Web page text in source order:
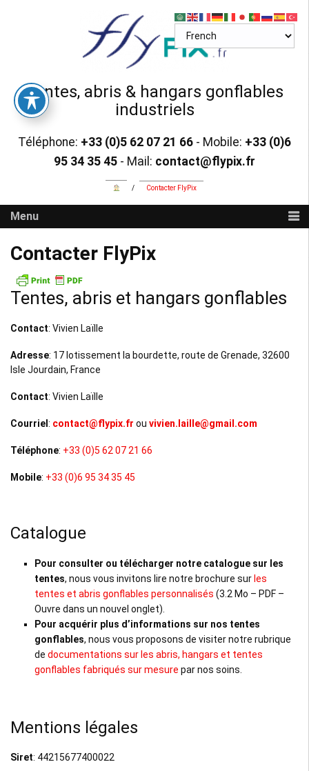
Tentes, abris & hangars gonflables
industriels
Téléphone: +33 (0)5 62 07 21 66 - Mobile: +33 (0)6
95 34 35 45 - Mail: contact@flypix.fr
/ Contacter FlyPix
Menu
Contacter FlyPix
Tentes, abris et hangars gonflables
Contact: Vivien Laïlle
Adresse: 17 lotissement la bourdette, route de Grenade, 32600
Isle Jourdain, France
Contact: Vivien Laïlle
Courriel : contact@flypix.fr ou vivien.laille@gmail.com
Téléphone: +33 (0)5 62 07 21 66
Mobile: +33 (0)6 95 34 35 45
Catalogue
Pour consulter ou télécharger notre catalogue sur les
tentes, nous vous invitons lire notre brochure sur les
tentes et abris gonflables personnalisés (3.2 Mo – PDF –
Ouvre dans un nouvel onglet).
Pour acquérir plus d’informations sur nos tentes
gonflables, nous vous proposons de visiter notre rubrique
de documentations sur les abris, hangars et tentes
gonflables fabriqués sur mesure par nos soins.
Mentions légales
Siret: 44215677400022